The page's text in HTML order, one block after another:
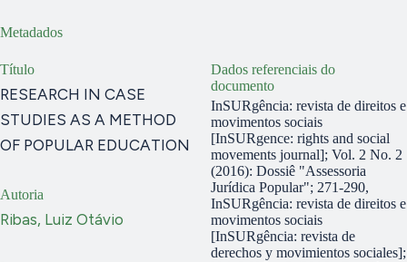
Metadados
Título
RESEARCH IN CASE
STUDIES AS A METHOD
OF POPULAR EDUCATION
Autoria
Ribas, Luiz Otávio
Dados referenciais do
documento
InSURgência: revista de direitos e
movimentos sociais
[InSURgence: rights and social
movements journal]; Vol. 2 No. 2
(2016): Dossiê "Assessoria
Jurídica Popular"; 271-290,
InSURgência: revista de direitos e
movimentos sociais
[InSURgência: revista de
derechos y movimientos sociales];